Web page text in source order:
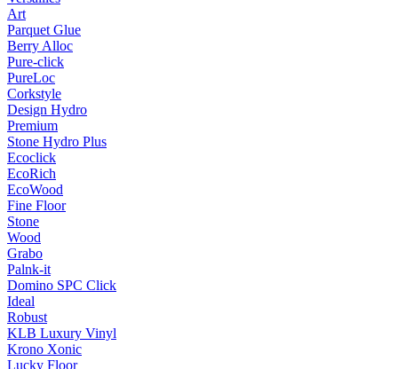
Art
Parquet Glue
Berry Alloc
Pure-click
PureLoc
Corkstyle
Design Hydro
Premium
Stone Hydro Plus
Ecoclick
EcoRich
EcoWood
Fine Floor
Stone
Wood
Grabo
Palnk-it
Domino SPC Click
Ideal
Robust
KLB Luxury Vinyl
Krono Xonic
Lucky Floor